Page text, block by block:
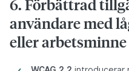
6. Förbättrad
användare med
eller arbetsminne